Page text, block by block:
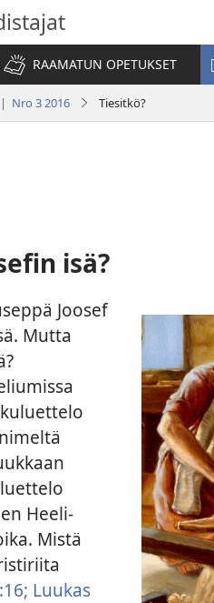
RAAMATUN OPETUKSET
Nro 3 2016 Tiesitkö?
isä?
Joosef
Mutta
Heeli-
Mistä
Luukas